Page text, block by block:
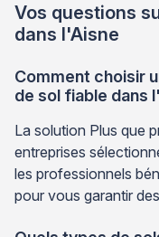
Vos questions
dans l'Aisne
Comment choisir
de sol fiable dans
La solution Plus que
entreprises
les professionnels
pour vous garantir